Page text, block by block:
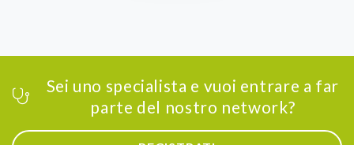
Sei uno specialista e vuoi entrare a far
parte del nostro network?